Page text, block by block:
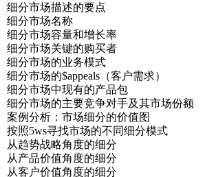
细分市场描述的要点
细分市场名称
细分市场容量和增长率
细分市场关键的购买者
细分市场的业务模式
细分市场的$appeals（客户需求）
细分市场中现有的产品包
细分市场的主要竞争对手及其市场份额
案例分析：市场细分的价值图
按照5ws寻找市场的不同细分模式
从趋势战略角度的细分
从产品价值角度的细分
从客户价值角度的细分